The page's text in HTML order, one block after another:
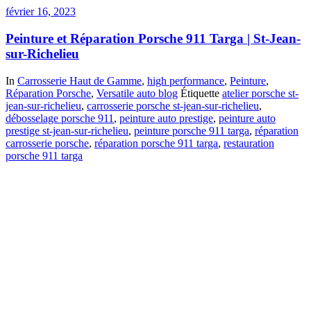
février 16, 2023
Peinture et Réparation Porsche 911 Targa | St-Jean-
sur-Richelieu
In Carrosserie Haut de Gamme, high performance, Peinture,
Réparation Porsche, Versatile auto blog Étiquette atelier porsche st-
jean-sur-richelieu, carrosserie porsche st-jean-sur-richelieu,
débosselage porsche 911 , peinture auto prestige, peinture auto
prestige st-jean-sur-richelieu, peinture porsche 911 targa, réparation
carrosserie porsche, réparation porsche 911 targa, restauration
porsche 911 targa